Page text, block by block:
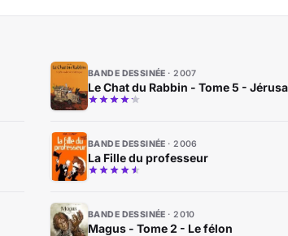
BANDE DESSINÉE 2007
Le Chat du Rabbin - Tome 5 -
BANDE DESSINÉE 2006
La Fille du professeur
BANDE DESSINÉE 2010
Magus - Tome 2 - Le félon